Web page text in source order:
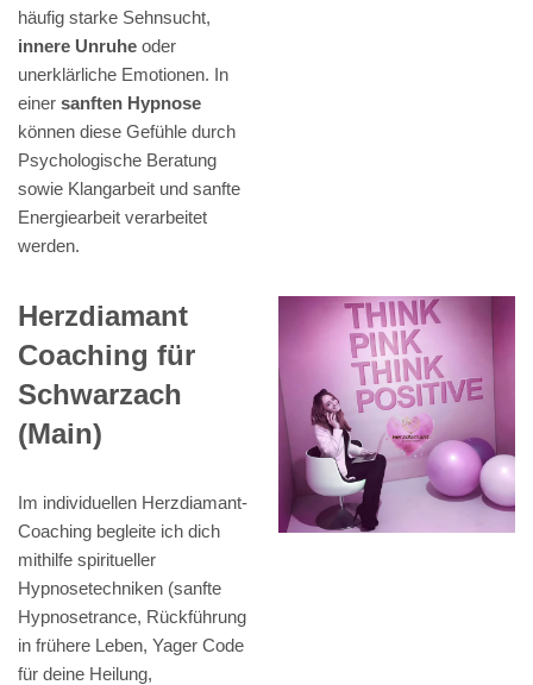
häufig starke Sehnsucht,
innere Unruhe oder
unerklärliche Emotionen. In
einer sanften Hypnose
können diese Gefühle durch
Psychologische Beratung
sowie Klangarbeit und sanfte
Energiearbeit verarbeitet
werden.
Herzdiamant
Coaching für
Schwarzach
(Main)
Im individuellen Herzdiamant-
Coaching begleite ich dich
mithilfe spiritueller
Hypnosetechniken (sanfte
Hypnosetrance, Rückführung
in frühere Leben, Yager Code
für deine Heilung,